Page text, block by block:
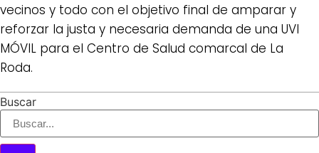
vecinos y todo con el objetivo final de amparar y
reforzar la justa y necesaria demanda de una UVI
MÓVIL para el Centro de Salud comarcal de La
Roda.
Buscar